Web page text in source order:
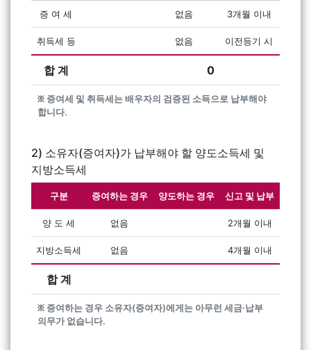
증 여 세 없음 3개월 이내
취득세 등 없음 이전등기 시
합 계 0
፠ 증여세 및 취득세는 배우자의 검증된 소득으로 납부해야
합니다.
2) 소유자(증여자)가 납부해야 할 양도소득세 및
지방소득세
구분 증여하는 경우 양도하는 경우 신고 및 납부
양 도 세 없음 2개월 이내
지방소득세 없음 4개월 이내
합 계
፠ 증여하는 경우 소유자(증여자)에게는 아무런 세금·납부
의무가 없습니다.